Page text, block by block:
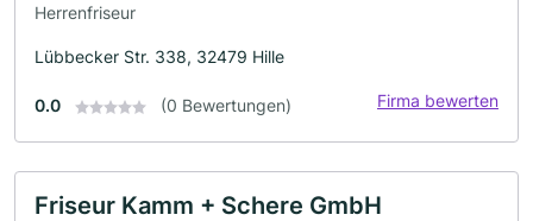
Herrenfriseur
Lübbecker Str. 338, 32479 Hille
0.0 (0 Bewertungen) Firma bewerten
Friseur Kamm + Schere GmbH